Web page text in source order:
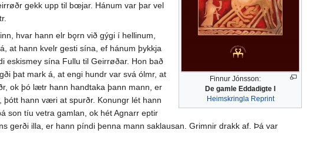
Finnur Jónsson:
De gamle Eddadigte I
Heimskringla Reprint
gekk upp til bœjar. Hánum var þar vel
hvar hann elr bǫrn við gýgi í hellinum,
at hann kvelr gesti sína, ef hánum þykkja
eskismey sína Fullu til Geirrøðar. Hon bað
þat mark á, at engi hundr var svá ólmr, at
ok þó lætr hann handtaka þann mann, er
þótt hann væri at spurðr. Konungr lét hann
son tíu vetra gamlan, ok hét Agnarr eptir
gerði illa, er hann píndi þenna mann saklausan. Grimnir drakk af. Þá var